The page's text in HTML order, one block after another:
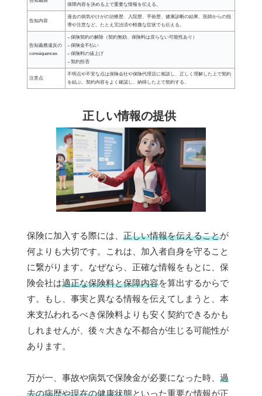
保障内容を決める上で重要な情報を伝える。
告知内容
過去の病気やけがの治療歴、入院歴、手術歴、健康診断の結果、医師からの指
導や注意など。たとえ完治済や軽微な症状でも伝える。
告知義務違反の
conséquences
– 保険契約の解除（契約無効、保険料は戻らない可能性あり）
– 保険金不払い
– 保険料の値上げ
– 契約拒否
注意点
不明点や不安な点は保険会社や保険代理店に相談し、正しく理解した上で契約
を結ぶ。契約内容をよく確認し、納得した上で契約する。
正しい情報の提供
保険に加入する際には、 正しい情報を伝えることが
何よりも大切です。これは、加入者自身を守ること
に繋がります。なぜなら、正確な情報をもとに、保
険会社は適正な保険料と保障内容を算出するからで
す。もし、事実と異なる情報を伝えてしまうと、本
来支払われるべき保険料よりも安く契約できるかも
しれませんが、後々大きな不都合が生じる可能性が
あります。
万が一、事故や病気で保険金が必要になった時、 過
去の病歴や現在の健康状態といった重要な情報が正